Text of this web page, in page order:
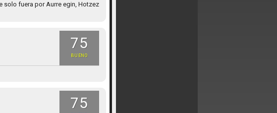
solo fuera por Aurre egin, Hotzez
75
BUENO
75